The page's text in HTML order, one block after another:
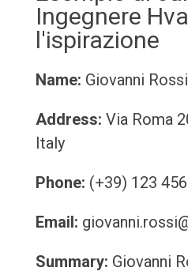
Ingegnere
l'ispirazione
Name: Giovanni Rossi
Address: Via Roma
Italy
Phone: (+39) 123
Email:
Summary: Giovanni